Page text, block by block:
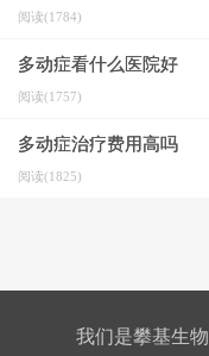
阅读(1784)
多动症看什么医院好
阅读(1757)
多动症治疗费用高吗
阅读(1825)
我们是攀基生